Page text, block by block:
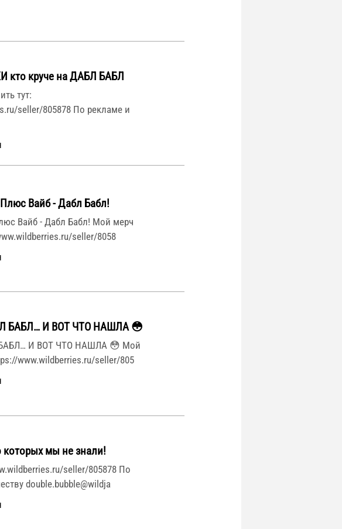
кто круче на ДАБЛ БАБЛ
тут:
seller/805878 По рекламе и
Вайб - Дабл Бабл!
Вайб - Дабл Бабл! Мой мерч
seller/8058
БАБЛ… И ВОТ ЧТО НАШЛА 😳
И ВОТ ЧТО НАШЛА 😳 Мой
www.wildberries.ru/seller/805
мы не знали!
seller/805878 По
double.bubble@wildja